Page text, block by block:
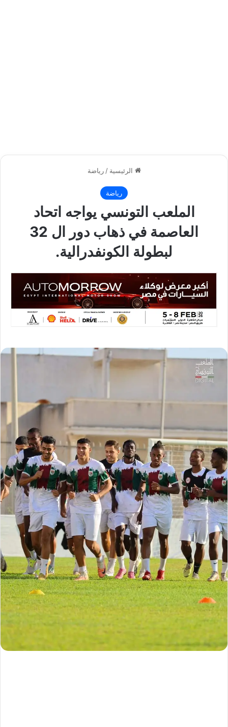
الرئيسية / رياضة
رياضة
الملعب التونسي يواجه اتحاد
العاصمة في ذهاب دور ال 32
لبطولة الكونفدرالية.